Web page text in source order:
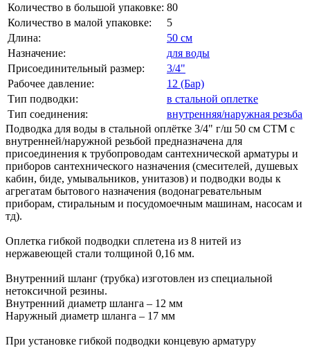
Количество в большой упаковке: 80
Количество в малой упаковке:
5
Длина:
50 см
Назначение:
для воды
Присоединительный размер:
3/4"
Рабочее давление:
12 (Бар)
Тип подводки:
в стальной оплетке
Тип соединения:
внутренняя/наружная резьба
Подводка для воды в стальной оплётке 3/4" г/ш 50 cм CTM с
внутренней/наружной резьбой предназначена для
присоединения к трубопроводам сантехнической арматуры и
приборов сантехнического назначения (смесителей, душевых
кабин, биде, умывальников, унитазов) и подводки воды к
агрегатам бытового назначения (водонагревательным
приборам, стиральным и посудомоечным машинам, насосам и
тд).
Оплетка гибкой подводки сплетена из 8 нитей из
нержавеющей стали толщиной 0,16 мм.
Внутренний шланг (трубка) изготовлен из специальной
нетоксичной резины.
Внутренний диаметр шланга – 12 мм
Наружный диаметр шланга – 17 мм
При установке гибкой подводки концевую арматуру